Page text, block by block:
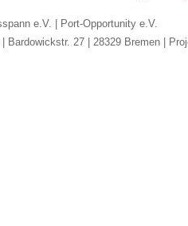
Top
e.V. | Port-Opportunity e.V.
Bardowickstr. 27 | 28329 Bremen |